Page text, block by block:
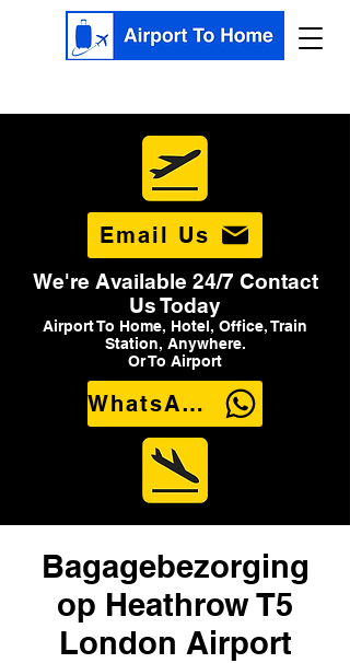
Email Us
We're Available 24/7 Contact
Us Today
Airport To Home, Hotel, Office, Train
Station, Anywhere.
Or To Airport
WhatsApp Us
Bagagebezorging
op Heathrow T5
London Airport